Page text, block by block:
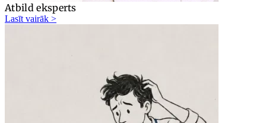
Atbild eksperts
Lasīt vairāk >